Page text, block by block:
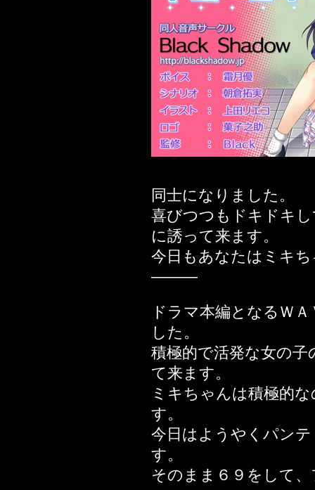
2022年07月01日発
ガールズ 茜編
2022年03月11日発
2021年10月23日発
2021年10月16日発
2021年10月10日発
2021年10月04日発
編
輩専用雌豚オナホ
2021年05月21日発
編
2021年05月14日発
2020年08月30日発
2020年04月25日発
2020年04月04日発
2020年03月30日発
2020年03月14日発
2020年02月29日発
2020年01月12日発
2019年10月19日発
同士になりました。
喜びつつもドキドキ
に誘って来ます。
今日もあなたはミキ
―――
ドラマ本編となるＷ
した。
積極的で活発な女の
て来ます。
ミキちゃんは積極的
す。
今日はようやくパン
す。
そのまま６９をして